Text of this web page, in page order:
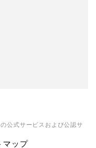
公式サービスおよび公認サ
マップ